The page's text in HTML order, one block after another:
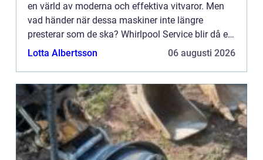
en värld av moderna och effektiva vitvaror. Men
vad händer när dessa maskiner inte längre
presterar som de ska? Whirlpool Service blir då en
ovärderlig ...
Lotta Albertsson 06 augusti 2026